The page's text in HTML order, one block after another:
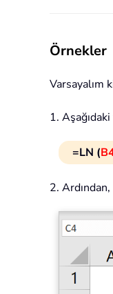
Örnekler
Varsayalım
1.
=LN (
2.